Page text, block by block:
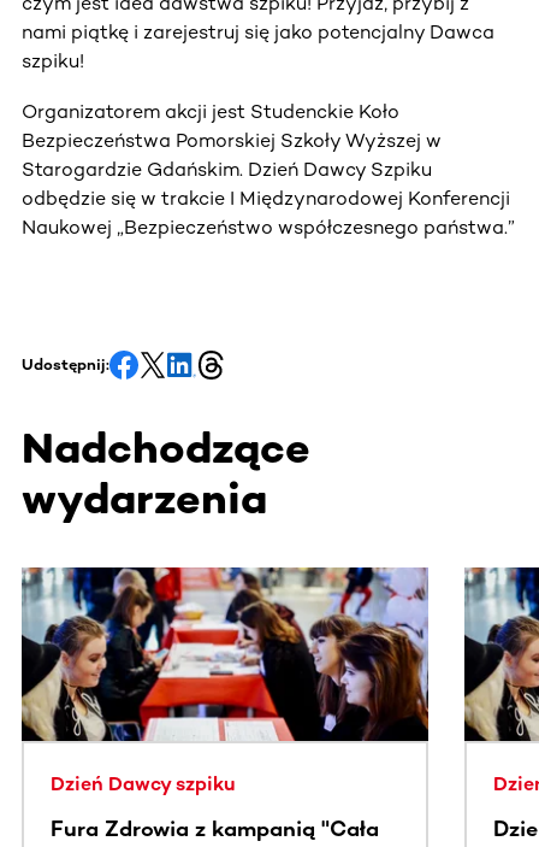
nami piątkę i zarejestruj się jako potencjalny Dawca
szpiku!
Organizatorem akcji jest Studenckie Koło
Bezpieczeństwa Pomorskiej Szkoły Wyższej w
Starogardzie Gdańskim. Dzień Dawcy Szpiku
odbędzie się w trakcie I Międzynarodowej Konferencji
Naukowej „Bezpieczeństwo współczesnego państwa.”
Udostępnij:
Nadchodzące
wydarzenia
Ta sekcja zawiera treści przewijane w poziomie. Użyj
Dzień Dawcy szpiku
Fura Zdrowia z kampanią "Cała